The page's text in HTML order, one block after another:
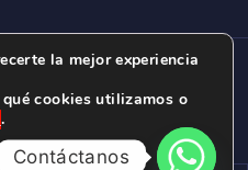
DUNAS ©
GALAN 1, SALINAS
la mejor experiencia
qué cookies utilizamos o
.
Ajustes
Contáctanos